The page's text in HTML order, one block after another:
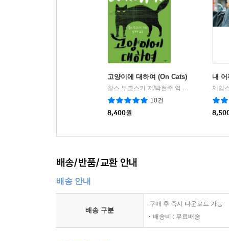
고양이에 대하여 (On Cats)
찰스 부코스키 저/박현주 역 |
10건
8,400원
내
제임
배송/반품/교환 안내
배송 안내
배송 구분
구매 후 즉시 다운로드 가능
배송비 : 무료배송